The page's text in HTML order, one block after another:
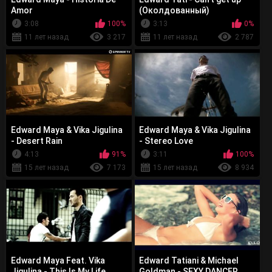
Amor
3:08
100%
11 лет назад
3 217
(Околдованный)
3:13
0%
11 лет назад
2 787
Edward Maya & Vika Jigulina
- Desert Rain
4:13
91%
15 лет назад
7 173
Edward Maya & Vika Jigulina
- Stereo Love
3:11
100%
15 лет назад
8 934
Edward Maya Feat. Vika
Edward Tatiani & Michael